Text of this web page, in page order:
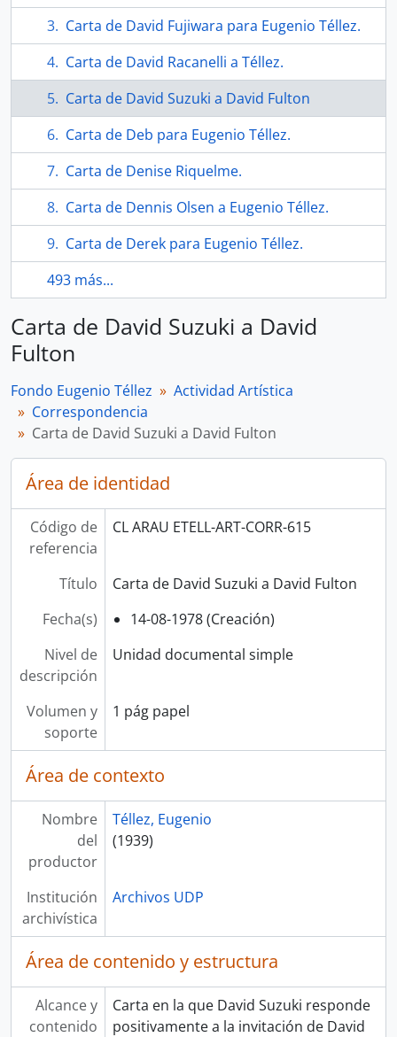
Carta de David Fujiwara para Eugenio Téllez.
Carta de David Racanelli a Téllez.
Carta de David Suzuki a David Fulton
Carta de Deb para Eugenio Téllez.
Carta de Denise Riquelme.
Carta de Dennis Olsen a Eugenio Téllez.
Carta de Derek para Eugenio Téllez.
493 más...
Carta de David Suzuki a David
Fulton
Fondo Eugenio Téllez
Actividad Artística
Correspondencia
Carta de David Suzuki a David Fulton
Área de identidad
Código de
referencia
CL ARAU ETELL-ART-CORR-615
Título
Carta de David Suzuki a David Fulton
Fecha(s)
14-08-1978 (Creación)
Nivel de
descripción
Unidad documental simple
Volumen y
soporte
1 pág papel
Área de contexto
Nombre
del
productor
Téllez, Eugenio
(1939)
Institución
archivística
Archivos UDP
Área de contenido y estructura
Alcance y
contenido
Carta en la que David Suzuki responde
positivamente a la invitación de David